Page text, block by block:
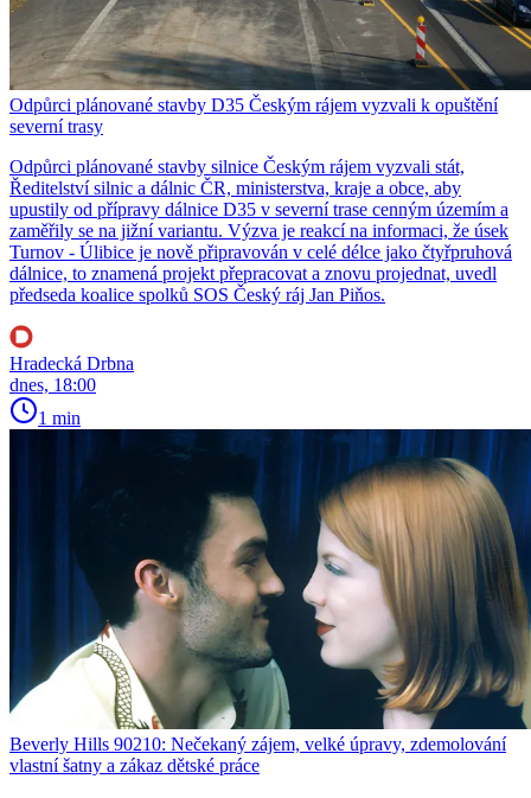
Odpůrci plánované stavby D35 Českým rájem vyzvali k opuštění
severní trasy
Odpůrci plánované stavby silnice Českým rájem vyzvali stát,
Ředitelství silnic a dálnic ČR, ministerstva, kraje a obce, aby
upustily od přípravy dálnice D35 v severní trase cenným územím a
zaměřily se na jižní variantu. Výzva je reakcí na informaci, že úsek
Turnov - Úlibice je nově připravován v celé délce jako čtyřpruhová
dálnice, to znamená projekt přepracovat a znovu projednat, uvedl
předseda koalice spolků SOS Český ráj Jan Piňos.
Hradecká Drbna
dnes, 18:00
1 min
Beverly Hills 90210: Nečekaný zájem, velké úpravy, zdemolování
vlastní šatny a zákaz dětské práce